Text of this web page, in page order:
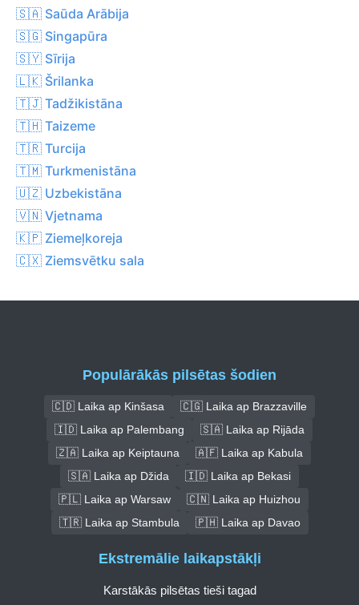
🇸🇦 Saūda Arābija
🇸🇬 Singapūra
🇸🇾 Sīrija
🇱🇰 Šrilanka
🇹🇯 Tadžikistāna
🇹🇭 Taizeme
🇹🇷 Turcija
🇹🇲 Turkmenistāna
🇺🇿 Uzbekistāna
🇻🇳 Vjetnama
🇰🇵 Ziemeļkoreja
🇨🇽 Ziemsvētku sala
Populārākās pilsētas šodien
🇨🇩 Laika ap Kinšasa
🇨🇬 Laika ap Brazzaville
🇮🇩 Laika ap Palembang
🇸🇦 Laika ap Rijāda
🇿🇦 Laika ap Keiptauna
🇦🇫 Laika ap Kabula
🇸🇦 Laika ap Džida
🇮🇩 Laika ap Bekasi
🇵🇱 Laika ap Warsaw
🇨🇳 Laika ap Huizhou
🇹🇷 Laika ap Stambula
🇵🇭 Laika ap Davao
Ekstremālie laikapstākļi
Karstākās pilsētas tieši tagad